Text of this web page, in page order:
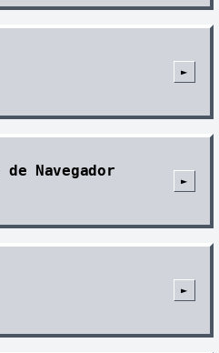
►
Navegador
►
►